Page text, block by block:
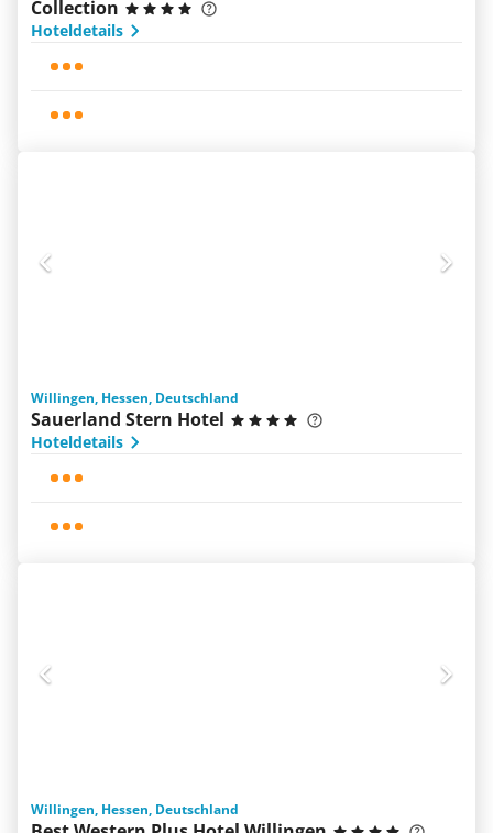
Collection
Hoteldetails
Willingen, Hessen, Deutschland
Sauerland Stern Hotel
Hoteldetails
Willingen, Hessen, Deutschland